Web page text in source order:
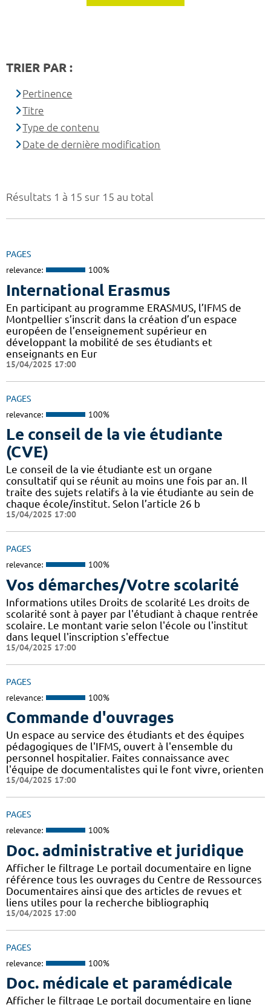
Résultats 1 à 15 sur 15 au total
PAGES
relevance: 100%
International Erasmus
En participant au programme ERASMUS, l’IFMS de
Montpellier s’inscrit dans la création d’un espace
européen de l’enseignement supérieur en
développant la mobilité de ses étudiants et
enseignants en Eur
15/04/2025 17:00
PAGES
relevance: 100%
Le conseil de la vie étudiante
(CVE)
Le conseil de la vie étudiante est un organe
consultatif qui se réunit au moins une fois par an. Il
traite des sujets relatifs à la vie étudiante au sein de
chaque école/institut. Selon l’article 26 b
15/04/2025 17:00
PAGES
relevance: 100%
Vos démarches/Votre scolarité
Informations utiles Droits de scolarité Les droits de
scolarité sont à payer par l'étudiant à chaque rentrée
scolaire. Le montant varie selon l'école ou l'institut
dans lequel l'inscription s'effectue
15/04/2025 17:00
PAGES
relevance: 100%
Commande d'ouvrages
Un espace au service des étudiants et des équipes
pédagogiques de l'IFMS, ouvert à l'ensemble du
personnel hospitalier. Faites connaissance avec
l'équipe de documentalistes qui le font vivre, orienten
15/04/2025 17:00
PAGES
relevance: 100%
Doc. administrative et juridique
Afficher le filtrage Le portail documentaire en ligne
référence tous les ouvrages du Centre de Ressources
Documentaires ainsi que des articles de revues et
liens utiles pour la recherche bibliographiq
15/04/2025 17:00
PAGES
relevance: 100%
Doc. médicale et paramédicale
Afficher le filtrage Le portail documentaire en ligne
TRIER PAR :
Pertinence
Titre
Type de contenu
Date de dernière modification